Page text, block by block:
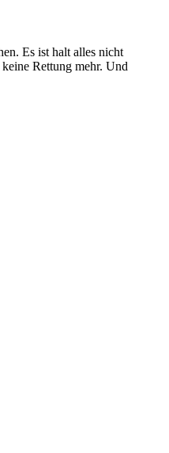
Es ist halt alles nicht
Rettung mehr. Und